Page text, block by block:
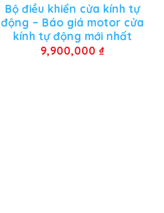
Bộ điều khiển cửa kính tự
động – Báo giá motor cửa
kính tự động mới nhất
9,900,000 ₫